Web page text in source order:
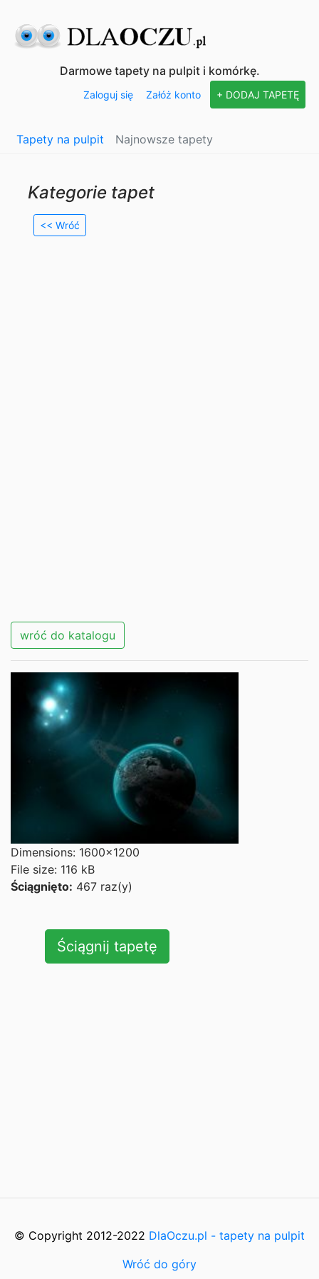
Darmowe tapety na pulpit i komórkę.
Zaloguj się Załóż konto + DODAJ TAPETĘ
Tapety na pulpit Najnowsze tapety
Kategorie tapet
<< Wróć
wróć do katalogu
Dimensions: 1600x1200
File size: 116 kB
Ściągnięto: 467 raz(y)
Ściągnij tapetę
© Copyright 2012-2022 DlaOczu.pl - tapety na pulpit
Wróć do góry